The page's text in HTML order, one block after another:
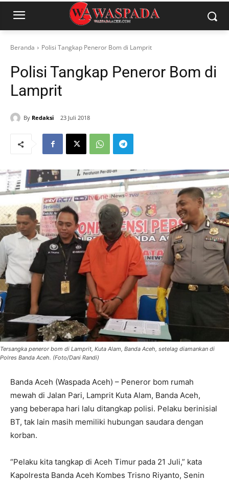
Beranda Polisi Tangkap Peneror Bom di Lamprit
Polisi Tangkap Peneror Bom di
Lamprit
By Redaksi 23 Juli 2018
Tersangka peneror bom di Lamprit, Kuta Alam, Banda Aceh, setelag diamankan di
Polres Banda Aceh. (Foto/Dani Randi)
Banda Aceh (Waspada Aceh) – Peneror bom rumah
mewah di Jalan Pari, Lamprit Kuta Alam, Banda Aceh,
yang beberapa hari lalu ditangkap polisi. Pelaku berinisial
BT, tak lain masih memiliki hubungan saudara dengan
korban.
“Pelaku kita tangkap di Aceh Timur pada 21 Juli,” kata
Kapolresta Banda Aceh Kombes Trisno Riyanto, Senin